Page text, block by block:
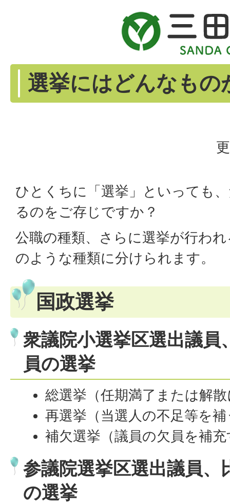
選挙にはどんなもの
ひとくちに「選挙」といっても
るのをご存じですか？
公職の種類、さらに選挙が行わ
のような種類に分けられます。
国政選挙
衆議院小選挙区選出議員
員の選挙
総選挙（任期満了または解
再選挙（当選人の不足等を
補欠選挙（議員の欠員を補
参議院選挙区選出議員、
の選挙